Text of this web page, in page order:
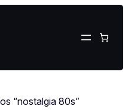
“nostalgia 80s”